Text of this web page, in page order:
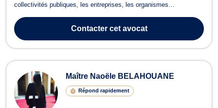
collectivités publiques, les entreprises, les organismes
leurs problématiques de droit public, de droit public des affaires
(commande publique, rédaction des co...
Contactercet avocat
Maître Naoële BELAHOUANE
Répond rapidement